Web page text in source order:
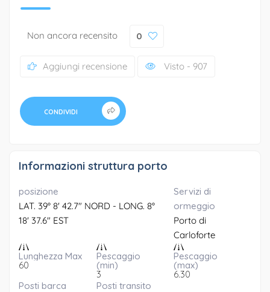
Non ancora recensito 0
Aggiungi recensione Visto - 907
CONDIVIDI
Informazioni struttura porto
posizione
LAT. 39° 8' 42.7" NORD - LONG. 8°
18' 37.6" EST
Servizi di
ormeggio
Porto di
Carloforte
Lunghezza Max
60
Pescaggio
(min)
3
Pescaggio
(max)
6.30
Posti barca
Posti transito